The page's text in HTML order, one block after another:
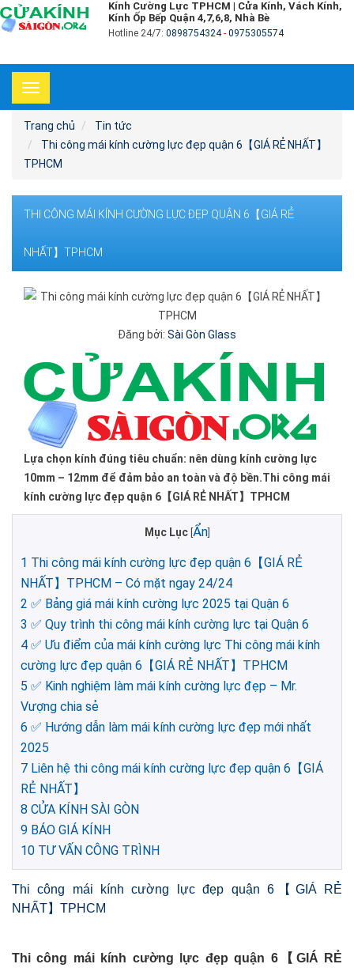
Kính Cường Lực TPHCM | Cửa Kính, Vách Kính,
Kính Ốp Bếp Quận 4,7,6,8, Nhà Bè
Hotline 24/7: 0898754324- 0975305574
Toggle
navigation
Trang chủ
Tin tức
Thi công mái kính cường lực đẹp quận 6【GIÁ RẺ NHẤT】
TPHCM
THI CÔNG MÁI KÍNH CƯỜNG LỰC ĐẸP QUẬN 6【GIÁ RẺ
NHẤT】TPHCM
Đăng bởi: Sài Gòn Glass
Lựa chọn kính đúng tiêu chuẩn: nên dùng kính cường lực
10mm – 12mm để đảm bảo an toàn và độ bền.Thi công mái
kính cường lực đẹp quận 6【GIÁ RẺ NHẤT】TPHCM
Mục Lục Ẩn]
1 Thi công mái kính cường lực đẹp quận 6【GIÁ RẺ
NHẤT】TPHCM – Có mặt ngay 24/24
2 ✅ Bảng giá mái kính cường lực 2025 tại Quận 6
3 ✅ Quy trình thi công mái kính cường lực tại Quận 6
4 ✅ Ưu điểm của mái kính cường lực Thi công mái kính
cường lực đẹp quận 6【GIÁ RẺ NHẤT】TPHCM
5 ✅ Kinh nghiệm làm mái kính cường lực đẹp – Mr.
Vượng chia sẻ
6 ✅ Hướng dẫn làm mái kính cường lực đẹp mới nhất
2025
7 Liên hệ thi công mái kính cường lực đẹp quận 6【GIÁ
RẺ NHẤT】
8 CỬA KÍNH SÀI GÒN
9 BÁO GIÁ KÍNH
10 TƯ VẤN CÔNG TRÌNH
Thi công mái kính cường lực đẹp quận 6【GIÁ RẺ
NHẤT】TPHCM
Thi công mái kính cường lực đẹp quận 6【GIÁ RẺ